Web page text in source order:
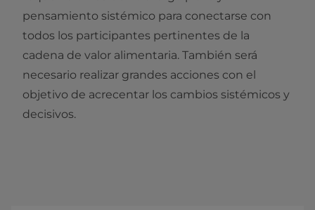
pensamiento sistémico para conectarse con
todos los participantes pertinentes de la
cadena de valor alimentaria. También será
necesario realizar grandes acciones con el
objetivo de acrecentar los cambios sistémicos y
decisivos.